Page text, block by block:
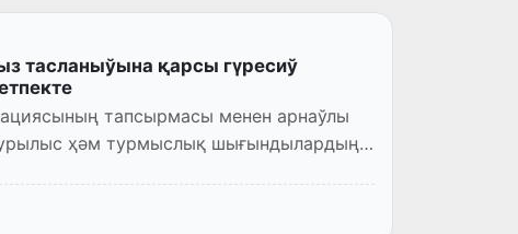
тасланыўына қарсы гүресиў
тапсырмасы менен арнаўлы
ҳәм турмыслық шығындылардың